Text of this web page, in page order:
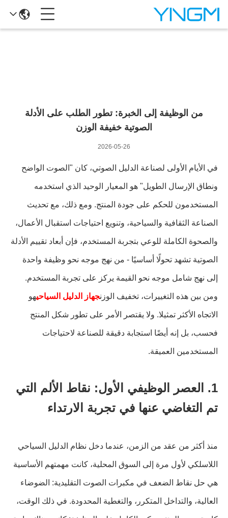
من الوظيفة إلى الخبرة: تطور الطلب على الأدلة
الصوتية خفيفة الوزن
2026-05-26
في الأيام الأولى لصناعة الدليل الصوتي، كان "الصوت الواضح
ونطاق الإرسال الطويل" هو المعيار الوحيد الذي استخدمه
المستخدمون للحكم على جودة المنتج. ومع ذلك، مع تحديث
الصناعة الثقافية والسياحية، وتنويع احتياجات استقبال الأعمال،
والصحوة الكاملة للوعي بتجربة المستخدم، فإن أبعاد تقييم الأدلة
الصوتية تشهد تحولًا أساسيًا - من نهج موجه نحو وظيفة واحدة
إلى نهج شامل موجه نحو القيمة يركز على تجربة المستخدم.
ومن بين هذه التغييرات، تخفيف الوزنجهاز الدليل السياحيهو
الاتجاه الأكثر تمثيلا. ولا يقتصر الأمر على تطور شكل المنتج
فحسب، بل إنه أيضًا استجابة دقيقة للصناعة لاحتياجات
المستخدمين العميقة.
1. العصر الوظيفي الأول: نقاط الألم التي
تم التغاضي عنها في تجربة الارتداء
منذ أكثر من عقد من الزمن، عندما دخل نظام الدليل السياحي
اللاسلكي لأول مرة إلى السوق المحلية، كانت مهمتهم الأساسية
هي حل نقاط الضعف في مكبرات الصوت التقليدية: الضوضاء
العالية، والتداخل المتكرر، والتغطية المحدودة. في ذلك الوقت،